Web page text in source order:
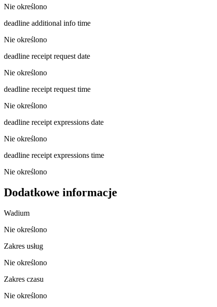
Nie określono
deadline additional info time
Nie określono
deadline receipt request date
Nie określono
deadline receipt request time
Nie określono
deadline receipt expressions date
Nie określono
deadline receipt expressions time
Nie określono
Dodatkowe informacje
Wadium
Nie określono
Zakres usług
Nie określono
Zakres czasu
Nie określono